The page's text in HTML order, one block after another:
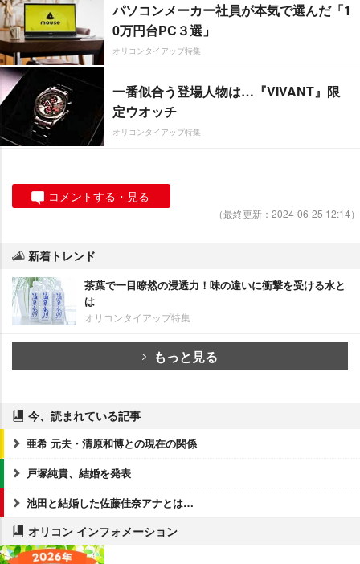
パソコンメーカー社員が本気で選んだ「1
0万円台PC３選」
オリコンタイアップ特集
一番似合う登場人物は…『VIVANT』限
定ウオッチ
オリコンタイアップ特集
コメントする・見る
（最終更新：2024-06-25 12:14）
新着トレンド
茶葉で一目瞭然の浸透力！味の違いに衝撃を受ける水と
は
オリコンタイアップ特集
もっと見る
今、読まれている記事
亜希 元夫・清原和博との現在の関係
戸塚純貴、結婚を発表
池田と結婚した佐藤佳奈アナとは…
オリコン インフォメーション